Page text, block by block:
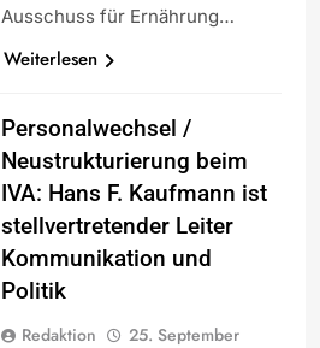
Ausschuss für Ernährung…
Weiterlesen
Personalwechsel /
Neustrukturierung beim
IVA: Hans F. Kaufmann ist
stellvertretender Leiter
Kommunikation und
Politik
Redaktion
25. September